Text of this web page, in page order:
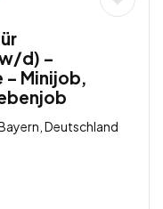
d) –
Minijob,
Deutschland